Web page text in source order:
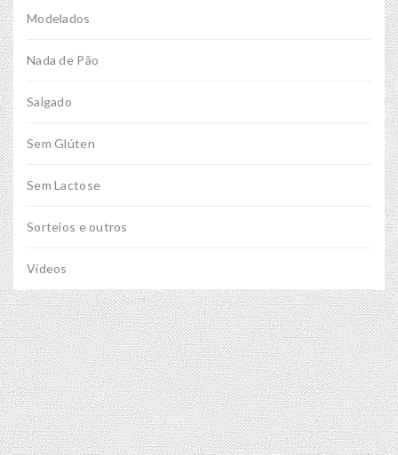
Modelados
Nada de Pão
Salgado
Sem Glúten
Sem Lactose
Sorteios e outros
Vídeos